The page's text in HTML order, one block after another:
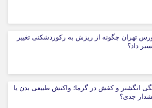
تهران چگونه از ریزش به رکوردشکنی تغییر
داد؟
انگشتر و کفش در گرما؛ واکنش طبیعی بدن یا
جدی؟